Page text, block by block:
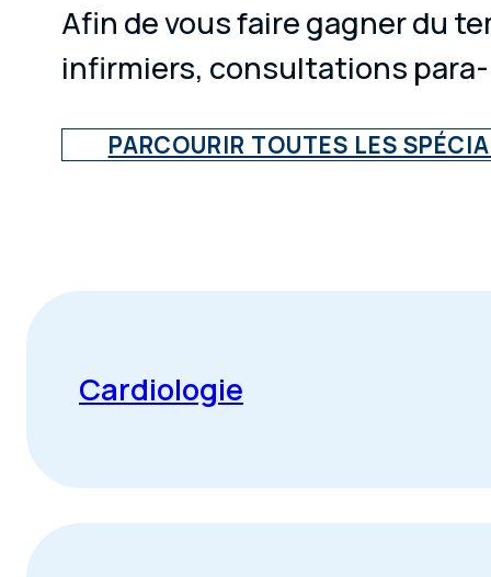
Afin de vous faire gagner du
infirmiers, consultations
PARCOURIR TOUTES LES
Cardiologie